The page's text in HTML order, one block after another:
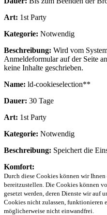
Art: 1st Party
Kategorie: Notwendig
Beschreibung: Wird vom
Anmeldeformular auf der Seite
keine Inhalte geschrieben.
Name: ld-cookieselection**
Dauer: 30 Tage
Art: 1st Party
Kategorie: Notwendig
Beschreibung: Speichert die
Komfort:
Durch diese Cookies können wir
bereitzustellen. Die Cookies können
gesetzt werden, deren Dienste wir auf
Cookies nicht zulassen, funktionieren
möglicherweise nicht einwandfrei.